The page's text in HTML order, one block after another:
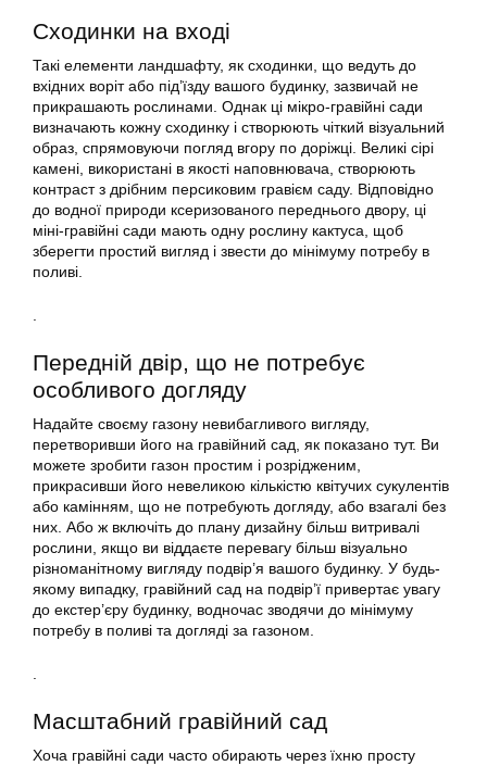
Сходинки на вході
Такі елементи ландшафту, як сходинки, що ведуть до
вхідних воріт або під’їзду вашого будинку, зазвичай не
прикрашають рослинами. Однак ці мікро-гравійні сади
визначають кожну сходинку і створюють чіткий візуальний
образ, спрямовуючи погляд вгору по доріжці. Великі сірі
камені, використані в якості наповнювача, створюють
контраст з дрібним персиковим гравієм саду. Відповідно
до водної природи ксеризованого переднього двору, ці
міні-гравійні сади мають одну рослину кактуса, щоб
зберегти простий вигляд і звести до мінімуму потребу в
поливі.
.
Передній двір, що не потребує
особливого догляду
Надайте своєму газону невибагливого вигляду,
перетворивши його на гравійний сад, як показано тут. Ви
можете зробити газон простим і розрідженим,
прикрасивши його невеликою кількістю квітучих сукулентів
або камінням, що не потребують догляду, або взагалі без
них. Або ж включіть до плану дизайну більш витривалі
рослини, якщо ви віддаєте перевагу більш візуально
різноманітному вигляду подвір’я вашого будинку. У будь-
якому випадку, гравійний сад на подвір’ї привертає увагу
до екстер’єру будинку, водночас зводячи до мінімуму
потребу в поливі та догляді за газоном.
.
Масштабний гравійний сад
Хоча гравійні сади часто обирають через їхню просту